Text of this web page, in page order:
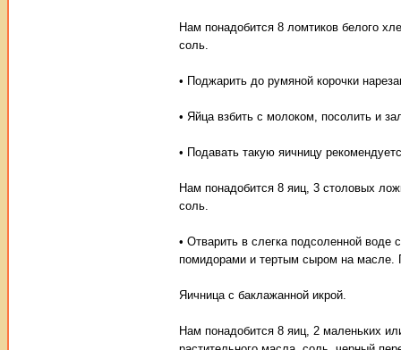
Нам понадобится 8 ломтиков белого
соль.
• Поджарить до румяной корочки
• Яйца взбить с молоком, посолить и
• Подавать такую яичницу
Нам понадобится 8 яиц, 3 столовых
соль.
• Отварить в слегка подсоленной воде
помидорами и тертым сыром на масле.
Яичница с баклажанной икрой.
Нам понадобится 8 яиц, 2 маленьких